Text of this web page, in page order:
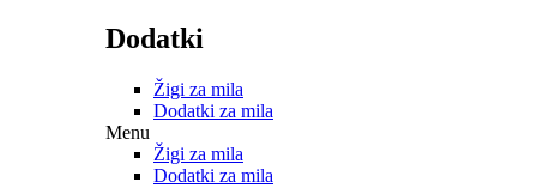
Dodatki
Žigi za mila
Dodatki za mila
Menu
Žigi za mila
Dodatki za mila